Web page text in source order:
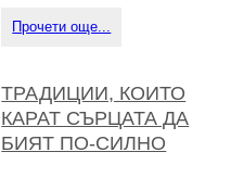
Прочети още...
ТРАДИЦИИ, КОИТО
КАРАТ СЪРЦАТА ДА
БИЯТ ПО-СИЛНО